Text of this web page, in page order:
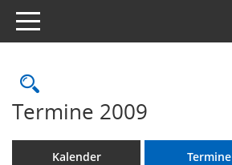
Toggle navigation
Rechercheauswahl
Termine 2009
Kalender Termine